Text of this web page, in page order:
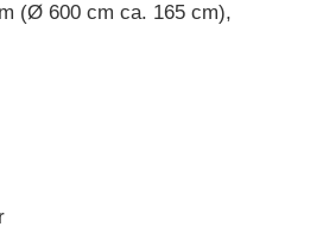
(Ø 600 cm ca. 165 cm),